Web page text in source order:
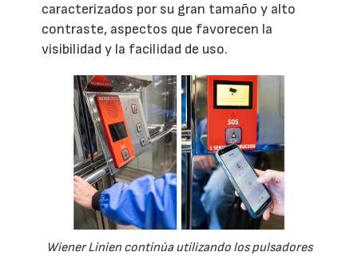
caracterizados por su gran tamaño y alto
contraste, aspectos que favorecen la
visibilidad y la facilidad de uso.
Wiener Linien continúa utilizando los pulsadores